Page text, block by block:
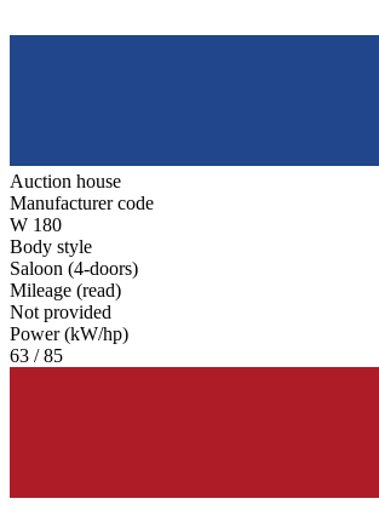
Auction house
Manufacturer code
W 180
Body style
Saloon (4-doors)
Mileage (read)
Not provided
Power (kW/hp)
63 / 85